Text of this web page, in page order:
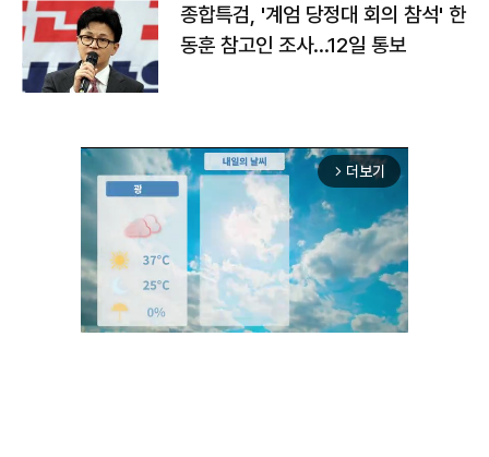
종합특검, '계엄 당정대 회의 참석' 한
동훈 참고인 조사...12일 통보
arrow_forward_ios 더보기